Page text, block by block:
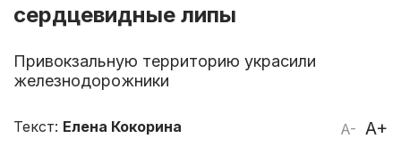
сердцевидные липы
Привокзальную территорию украсили
железнодорожники
A- A+
Текст: Елена Кокорина